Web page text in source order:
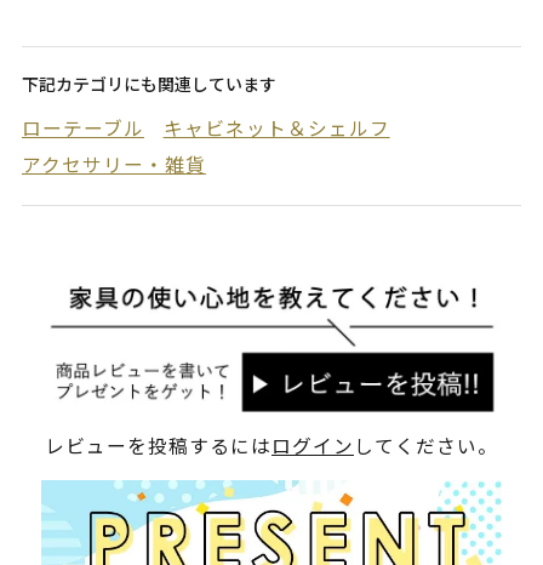
下記カテゴリにも関連しています
ローテーブル
キャビネット＆シェルフ
アクセサリー・雑貨
レビューを投稿するにはログイン してください。